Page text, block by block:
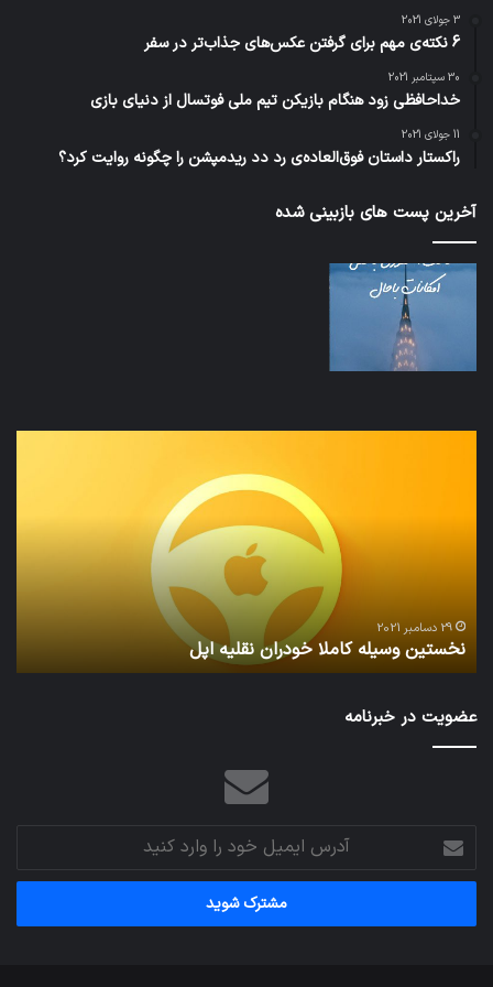
3 جولای 2021
6 نکته‌ی مهم برای گرفتن عکس‌های جذاب‌تر در سفر
30 سپتامبر 2021
خداحافظی زود هنگام بازیکن تیم ملی فوتسال از دنیای بازی
11 جولای 2021
راکستار داستان فوق‌العاده‌ی رد دد ریدمپشن را چگونه روایت کرد؟
آخرین پست های بازبینی شده
29 دسامبر 2021
نخستین وسیله کاملا خودران نقلیه اپل
عضویت در خبرنامه
آدرس
ایمیل
خود
وارد